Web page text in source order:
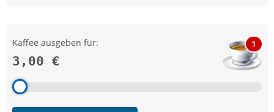
Kaffee ausgeben für:
3,00 €
1